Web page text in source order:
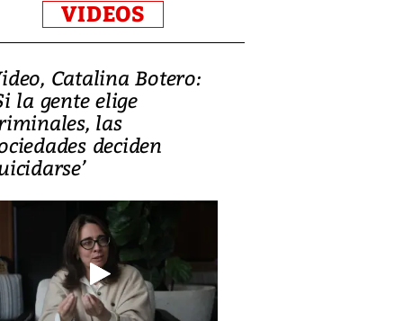
VIDEOS
Catalina Botero:
la gente elige
las
deciden